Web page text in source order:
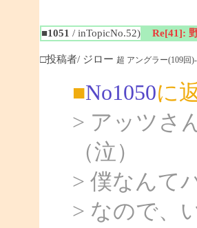
■1051 / inTopicNo.52) Re[41]:
□投稿者/ ジロー 超 アングラー(109回
■No1050に
> アッツさ
（泣）
> 僕なんて
> なので、